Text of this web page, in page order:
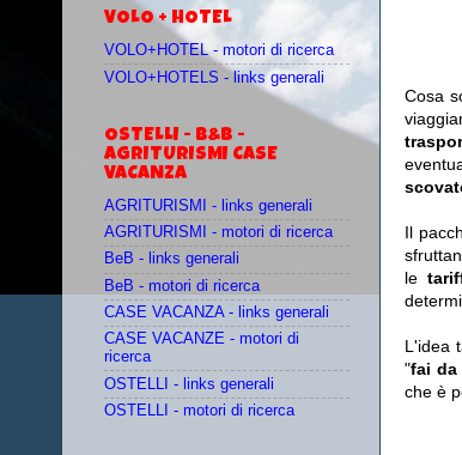
Cosa
Il
le
L'idea
"fai da
che è
VOLO + HOTEL
VOLO+HOTEL - motori di ricerca
VOLO+HOTELS - links generali
OSTELLI - B&B -
AGRITURISMI CASE
VACANZA
AGRITURISMI - links generali
AGRITURISMI - motori di ricerca
BeB - links generali
BeB - motori di ricerca
CASE VACANZA - links generali
CASE VACANZE - motori di
ricerca
OSTELLI - links generali
OSTELLI - motori di ricerca